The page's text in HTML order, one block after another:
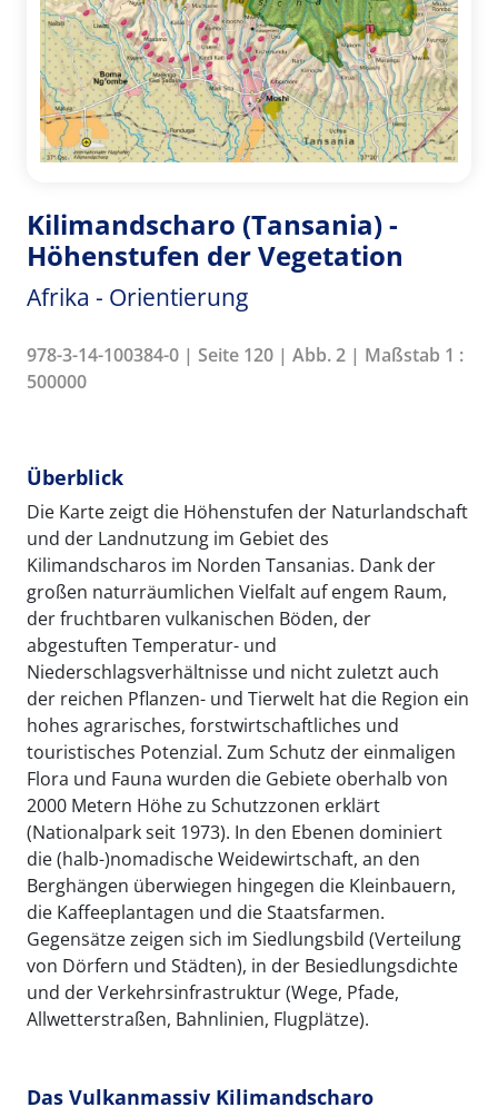
Kilimandscharo (Tansania) -
Höhenstufen der Vegetation
Afrika - Orientierung
978-3-14-100384-0 | Seite 120 | Abb. 2 | Maßstab 1 :
500000
Überblick
Die Karte zeigt die Höhenstufen der Naturlandschaft
und der Landnutzung im Gebiet des
Kilimandscharos im Norden Tansanias. Dank der
großen naturräumlichen Vielfalt auf engem Raum,
der fruchtbaren vulkanischen Böden, der
abgestuften Temperatur- und
Niederschlagsverhältnisse und nicht zuletzt auch
der reichen Pflanzen- und Tierwelt hat die Region ein
hohes agrarisches, forstwirtschaftliches und
touristisches Potenzial. Zum Schutz der einmaligen
Flora und Fauna wurden die Gebiete oberhalb von
2000 Metern Höhe zu Schutzzonen erklärt
(Nationalpark seit 1973). In den Ebenen dominiert
die (halb-)nomadische Weidewirtschaft, an den
Berghängen überwiegen hingegen die Kleinbauern,
die Kaffeeplantagen und die Staatsfarmen.
Gegensätze zeigen sich im Siedlungsbild (Verteilung
von Dörfern und Städten), in der Besiedlungsdichte
und der Verkehrsinfrastruktur (Wege, Pfade,
Allwetterstraßen, Bahnlinien, Flugplätze).
Das Vulkanmassiv Kilimandscharo